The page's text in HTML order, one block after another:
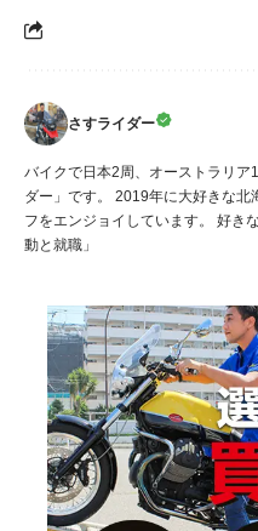
さすライダー
バイクで日本2周、オーストラリア
ダー」です。 2019年に大好きな北
フをエンジョイしています。 好き
動と就職」